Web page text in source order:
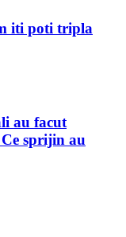
iti poti tripla
au facut
sprijin au